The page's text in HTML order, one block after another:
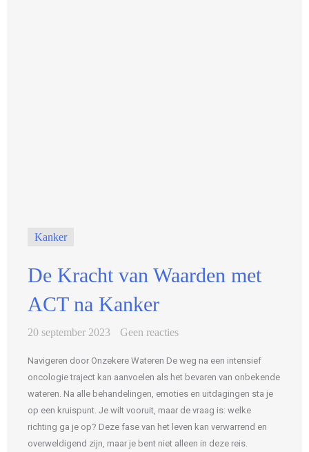
Kanker
De Kracht van Waarden met
ACT na Kanker
20 september 2023 Geen reacties
Navigeren door Onzekere Wateren De weg na een intensief
oncologie traject kan aanvoelen als het bevaren van onbekende
wateren. Na alle behandelingen, emoties en uitdagingen sta je
op een kruispunt. Je wilt vooruit, maar de vraag is: welke
richting ga je op? Deze fase van het leven kan verwarrend en
overweldigend zijn, maar je bent niet alleen in deze reis.